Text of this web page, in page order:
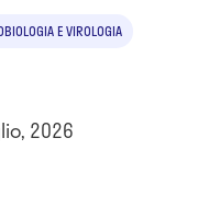
E VIROLOGIA
2026